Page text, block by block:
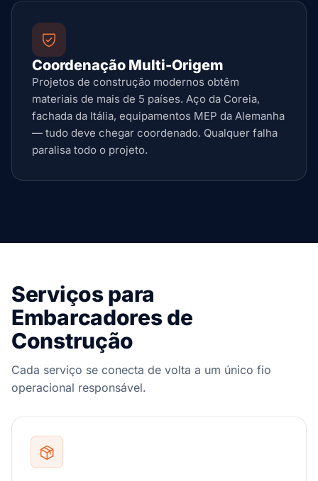
Coordenação Multi-Origem
Projetos de construção modernos obtêm
materiais de mais de 5 países. Aço da Coreia,
fachada da Itália, equipamentos MEP da Alemanha
— tudo deve chegar coordenado. Qualquer falha
paralisa todo o projeto.
Serviços para
Embarcadores de
Construção
Cada serviço se conecta de volta a um único fio
operacional responsável.